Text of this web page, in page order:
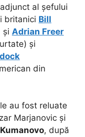
al șefului
britanici Bill
și Adrian Freer
și
din
au fost reluate
Marjanovic și
Kumanovo, după